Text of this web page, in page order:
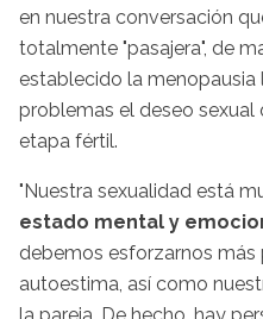
en nuestra conversación
totalmente "pasajera", de
establecido la menopausia
problemas el deseo sexual
etapa fértil.
"Nuestra sexualidad está
estado mental y
debemos esforzarnos más
autoestima, así como